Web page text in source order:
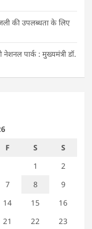
की उपलब्धता के लिए
पार्क : मुख्यमंत्री डॉ.
F S
S
1
2
7 8
9
14 15
16
21 22 23